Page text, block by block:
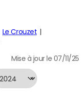
Le Crouzet
Mise à jour le 07/11/25